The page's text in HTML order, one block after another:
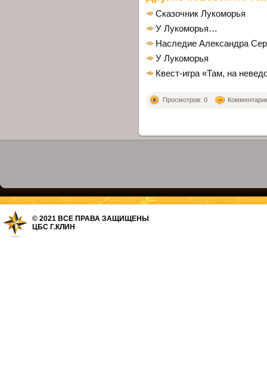
Сказочник Лукоморья
У Лукоморья…
Наследие Александра
У Лукоморья
Квест-игра «Там, на
Просмотров: 0
© 2021 ВСЕ ПРАВА ЗАЩИЩЕНЫ
ЦБС Г.КЛИН